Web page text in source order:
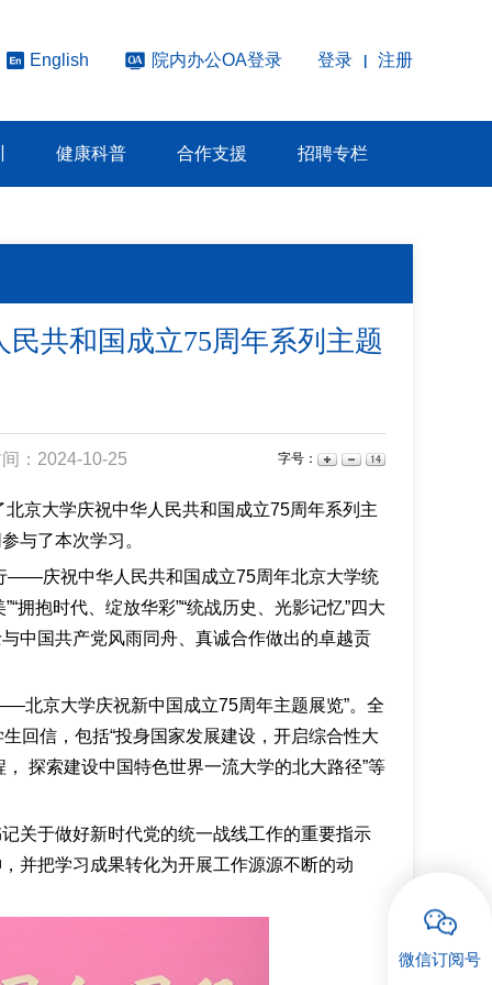
English 院内办公OA登录 登录 注册
健康科普 合作支援 招聘专栏
共和国成立75周年系列主题
：2024-10-25 字号：
京大学庆祝中华人民共和国成立75周年系列主
与了本次学习。
——庆祝中华人民共和国成立75周年北京大学统
拥抱时代、绽放华彩”“统战历史、光影记忆”四大
中国共产党风雨同舟、真诚合作做出的卓越贡
北京大学庆祝新中国成立75周年主题展览”。全
回信，包括“投身国家发展建设，开启综合性大
探索建设中国特色世界一流大学的北大路径”等
关于做好新时代党的统一战线工作的重要指示
并把学习成果转化为开展工作源源不断的动
微信订阅号